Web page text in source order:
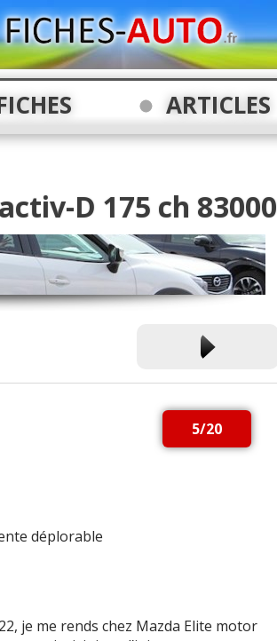
ARTICLES
D 175 ch 83000
5/20
déplorable
je me rends chez Mazda Elite motor